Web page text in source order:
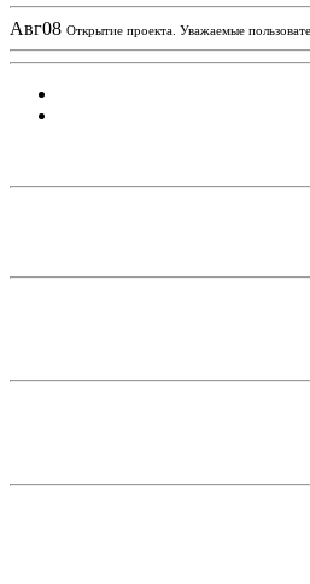
Авг08 Открытие проекта. Уважаемые